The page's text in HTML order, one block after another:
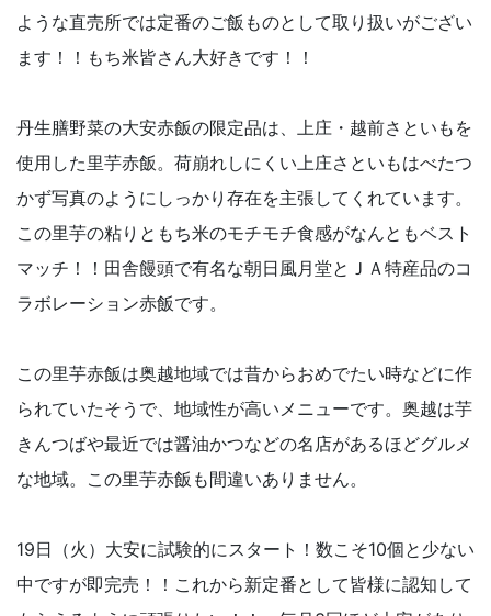
ような直売所では定番のご飯ものとして取り扱いがござい
ます！！もち米皆さん大好きです！！
丹生膳野菜の大安赤飯の限定品は、上庄・越前さといもを
使用した里芋赤飯。荷崩れしにくい上庄さといもはべたつ
かず写真のようにしっかり存在を主張してくれています。
この里芋の粘りともち米のモチモチ食感がなんともベスト
マッチ！！田舎饅頭で有名な朝日風月堂とＪＡ特産品のコ
ラボレーション赤飯です。
この里芋赤飯は奥越地域では昔からおめでたい時などに作
られていたそうで、地域性が高いメニューです。奥越は芋
きんつばや最近では醤油かつなどの名店があるほどグルメ
な地域。この里芋赤飯も間違いありません。
19日（火）大安に試験的にスタート！数こそ10個と少ない
中ですが即完売！！これから新定番として皆様に認知して